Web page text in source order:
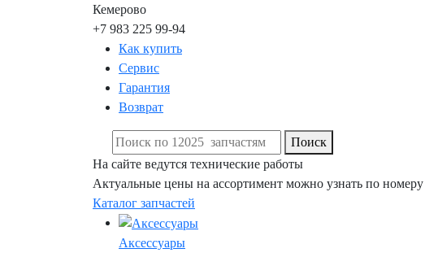
Кемерово
+7 983 225 99-94
Как купить
Сервис
Гарантия
Возврат
Поиск
На сайте ведутся технические работы
Актуальные цены на ассортимент можно узнать по номеру
Каталог запчастей
Аксессуары